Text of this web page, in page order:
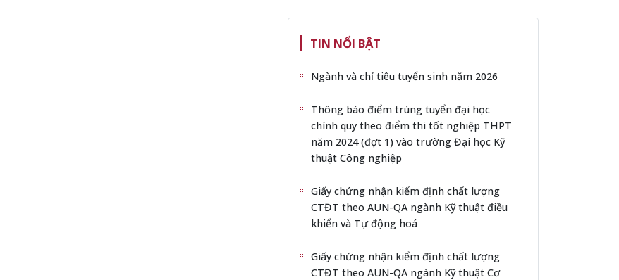
TIN NỔI BẬT
Ngành và chỉ tiêu tuyển sinh năm 2026
Thông báo điểm trúng tuyển đại học
chính quy theo điểm thi tốt nghiệp THPT
năm 2024 (đợt 1) vào trường Đại học Kỹ
thuật Công nghiệp
Giấy chứng nhận kiểm định chất lượng
CTĐT theo AUN-QA ngành Kỹ thuật điều
khiển và Tự động hoá
Giấy chứng nhận kiểm định chất lượng
CTĐT theo AUN-QA ngành Kỹ thuật Cơ